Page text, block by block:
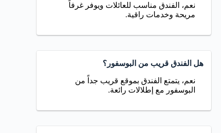
نعم، الفندق مناسب للعائلات ويوفر غرفاً
مريحة وخدمات راقية.
هل الفندق قريب من البوسفور؟
نعم، يتمتع الفندق بموقع قريب جداً من
البوسفور مع إطلالات رائعة.